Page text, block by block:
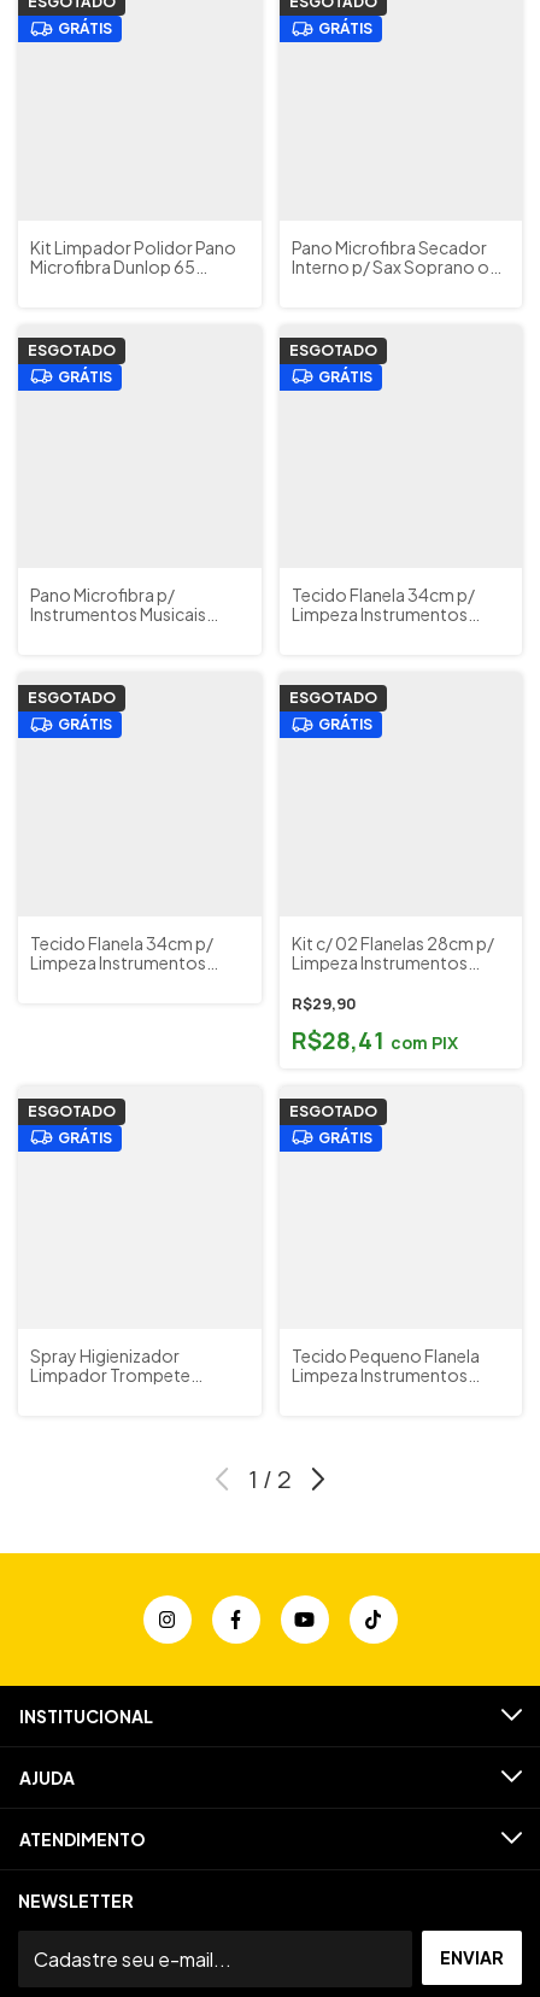
GRÁTIS
Kit Limpador Polidor Pano
Microfibra Dunlop 65
GRÁTIS
Pano Microfibra Secador
Interno p/ Sax Soprano ou
ESGOTADO
GRÁTIS
Pano Microfibra p/
Instrumentos Musicais
ESGOTADO
GRÁTIS
Tecido Flanela 34cm p/
Limpeza Instrumentos
ESGOTADO
GRÁTIS
Tecido Flanela 34cm p/
Limpeza Instrumentos
ESGOTADO
GRÁTIS
Kit c/ 02 Flanelas 28cm p/
Limpeza Instrumentos
(Polishing Gauze S) Cód.
R$29,90
R$28,41 com PIX
ESGOTADO
GRÁTIS
Spray Higienizador
Limpador Trompete
ESGOTADO
GRÁTIS
Tecido Pequeno Flanela
Limpeza Instrumentos
1 / 2
INSTITUCIONAL
AJUDA
ATENDIMENTO
NEWSLETTER